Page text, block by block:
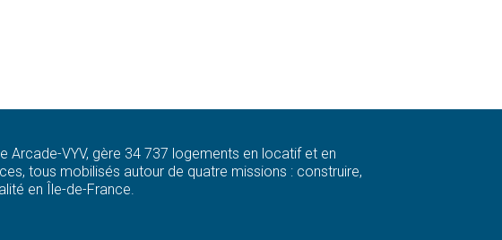
Arcade-VYV, gère 34 737 logements en locatif et en
tous mobilisés autour de quatre missions : construire,
en Île-de-France.